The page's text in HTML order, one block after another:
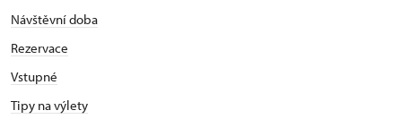
Návštěvní doba
Rezervace
Vstupné
Tipy na výlety